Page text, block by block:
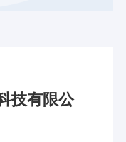
技有限公